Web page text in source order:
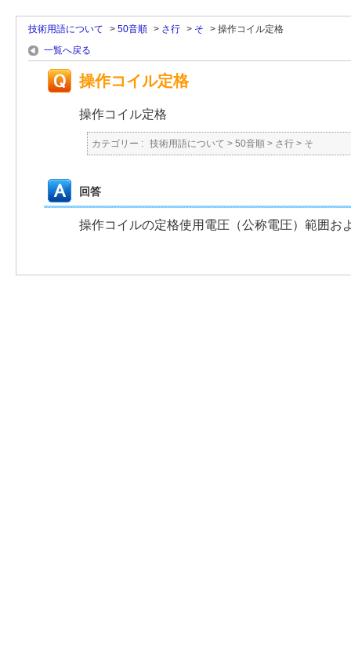
技術用語について > 50音順 > さ行 > そ > 操作コイル定格
一覧へ戻る
操作コイル定格
操作コイル定格
カテゴリー : 技術用語について > 50音順 > さ行 > そ
回答
操作コイルの定格使用電圧（公称電圧）範囲お